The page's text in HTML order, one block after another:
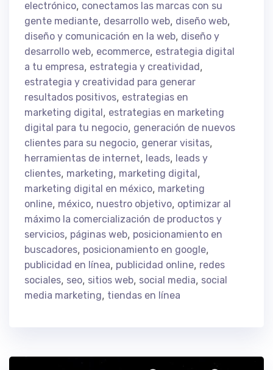
electrónico, conectamos las marcas con su
gente mediante, desarrollo web, diseño web,
diseño y comunicación en la web, diseño y
desarrollo web, ecommerce, estrategia digital
a tu empresa, estrategia y creatividad ,
estrategia y creatividad para generar
resultados positivos, estrategias en
marketing digital , estrategias en marketing
digital para tu negocio, generación de nuevos
clientes para su negocio, generar visitas,
herramientas de internet, leads, leads y
clientes, marketing, marketing digital ,
marketing digital en méxico, marketing
online, méxico, nuestro objetivo, optimizar al
máximo la comercialización de productos y
servicios, páginas web, posicionamiento en
buscadores, posicionamiento en google,
publicidad en línea, publicidad online, redes
sociales, seo, sitios web, social media, social
media marketing, tiendas en línea